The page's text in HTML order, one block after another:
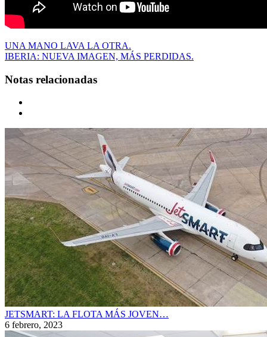
UNA MANO LAVA LA OTRA.
IBERIA: NUEVA IMAGEN, MÁS PERDIDAS.
Notas relacionadas
JETSMART: LA FLOTA MÁS JOVEN…
6 febrero, 2023